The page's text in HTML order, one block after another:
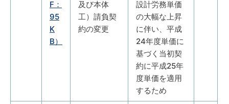
F：
95
K
B）
及び本体
工）請負契
約の変更
設計労務単価
の大幅な上昇
に伴い、平成
24年度単価に
基づく当初契
約に平成25年
度単価を適用
するため